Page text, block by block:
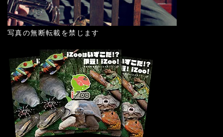
写真の無断転載を禁じます